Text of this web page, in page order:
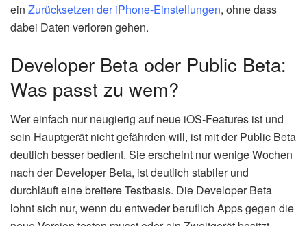
ein Zurücksetzen der iPhone-Einstellungen, ohne dass
dabei Daten verloren gehen.
Developer Beta oder Public Beta:
Was passt zu wem?
Wer einfach nur neugierig auf neue iOS-Features ist und
sein Hauptgerät nicht gefährden will, ist mit der Public Beta
deutlich besser bedient. Sie erscheint nur wenige Wochen
nach der Developer Beta, ist deutlich stabiler und
durchläuft eine breitere Testbasis. Die Developer Beta
lohnt sich nur, wenn du entweder beruflich Apps gegen die